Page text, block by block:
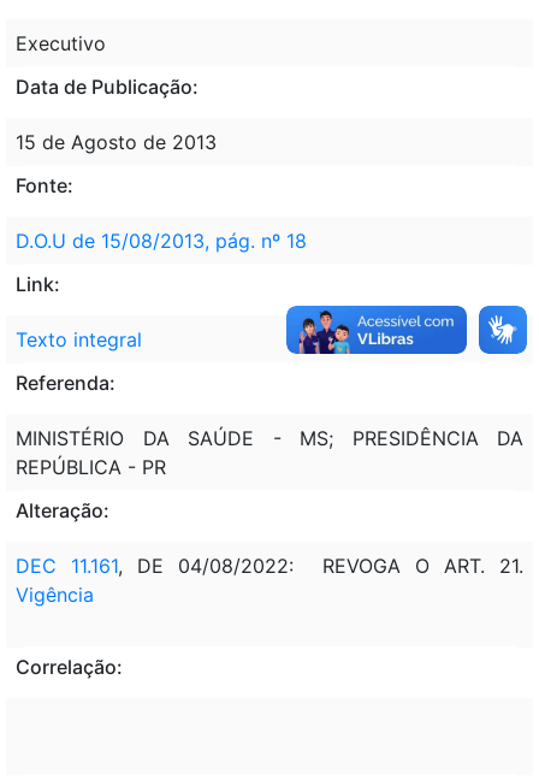
Executivo
Data de Publicação:
15 de Agosto de 2013
Fonte:
D.O.U de 15/08/2013, pág. nº 18
Link:
Texto integral
Referenda:
MINISTÉRIO DA SAÚDE - MS; PRESIDÊNCIA DA
REPÚBLICA - PR
Alteração:
DEC 11.161, DE 04/08/2022: REVOGA O ART. 21.
Vigência
Correlação: